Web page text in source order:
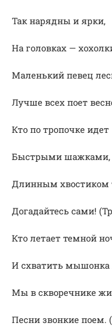
Так нарядны и ярки,
На головках —
Маленький певец
Лучше всех поет
Кто по тропочке идет
Быстрыми шажками,
Длинным хвостиком
Догадайтесь сами!
Кто летает темной
И схватить мышонка
Мы в скворечнике
Песни звонкие поем.